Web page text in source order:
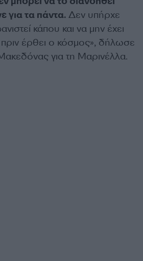
για τα πάντα. Δεν υπήρχε
κάπου και να μην έχει
πριν έρθει ο κόσμος», δήλωσε
για τη Μαρινέλλα.